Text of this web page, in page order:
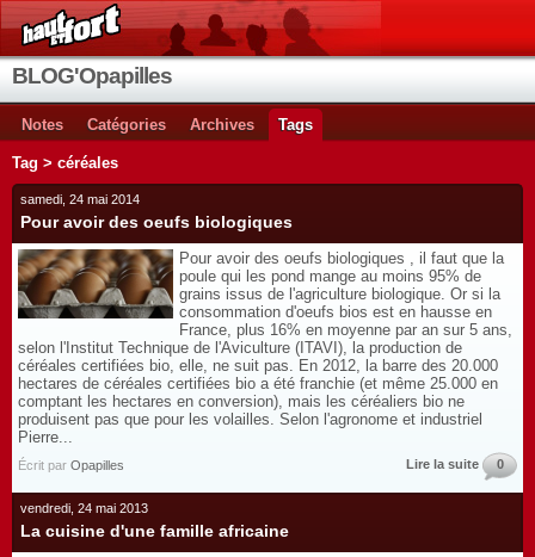
BLOG'Opapilles
Notes Catégories Archives Tags
Tag > céréales
samedi, 24 mai 2014
Pour avoir des oeufs biologiques
Pour avoir des oeufs biologiques , il faut que la
poule qui les pond mange au moins 95% de
grains issus de l'agriculture biologique. Or si la
consommation d'oeufs bios est en hausse en
France, plus 16% en moyenne par an sur 5 ans,
selon l'Institut Technique de l'Aviculture (ITAVI), la production de
céréales certifiées bio, elle, ne suit pas. En 2012, la barre des 20.000
hectares de céréales certifiées bio a été franchie (et même 25.000 en
comptant les hectares en conversion), mais les céréaliers bio ne
produisent pas que pour les volailles. Selon l'agronome et industriel
Pierre...
Écrit par Opapilles Lire la suite 0
vendredi, 24 mai 2013
La cuisine d'une famille africaine